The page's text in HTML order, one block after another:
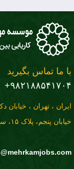
با ما تماس بگیرید
۹۸۲۱۸۸۵۴۱۷۰۴+
ایران ، تهران ، خیابان
خیابان پنجم، پلاک ۱۵، ساختمان نور ، واحد ۳